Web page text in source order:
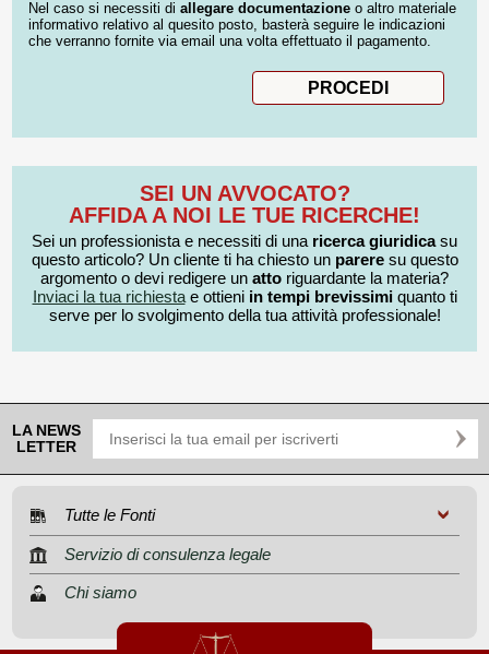
Nel caso si necessiti di allegare documentazione o altro materiale
informativo relativo al quesito posto, basterà seguire le indicazioni
che verranno fornite via email una volta effettuato il pagamento.
SEI UN AVVOCATO?
AFFIDA A NOI LE TUE RICERCHE!
Sei un professionista e necessiti di una ricerca giuridicasu
questo articolo? Un cliente ti ha chiesto un pareresu questo
argomento o devi redigere un atto riguardante la materia?
Inviaci la tua richiestae ottieni in tempi brevissimiquanto ti
serve per lo svolgimento della tua attività professionale!
LA NEWS
LETTER
Tutte le Fonti
Servizio di consulenza legale
Chi siamo